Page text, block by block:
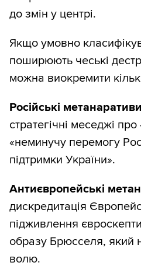
до змін у центрі.
Якщо умовно
поширюють чеські
можна виокремити
Російські метанаративи
стратегічні меседжі
«неминучу перемогу
підтримки України».
Антиєвропейські
дискредитація
підживлення
образу Брюсселя, який
волю.